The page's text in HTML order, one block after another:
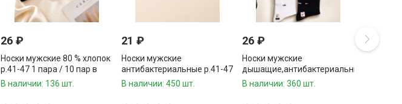
26 ₽
Носки мужские 80 % хлопок
р.41-47 1 пара / 10 пар в
упаковке/
В наличии: 136 шт.
21 ₽
Носки мужские
антибактериальные р.41-47
80% хлопок 1 пара / 10 пар
В наличии: 450 шт.
26 ₽
Носки мужские
дышащие,антибактериальные
р.41-47 80% хлопок 1 пара /
В наличии: 360 шт.